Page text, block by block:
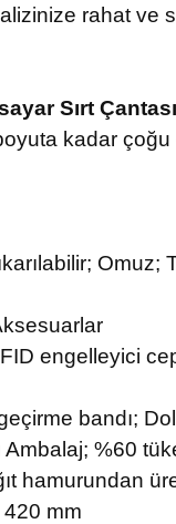
rahat ve
Sırt
kadar
Omuz;
engelleyici
bandı;
%60
hamurundan
mm